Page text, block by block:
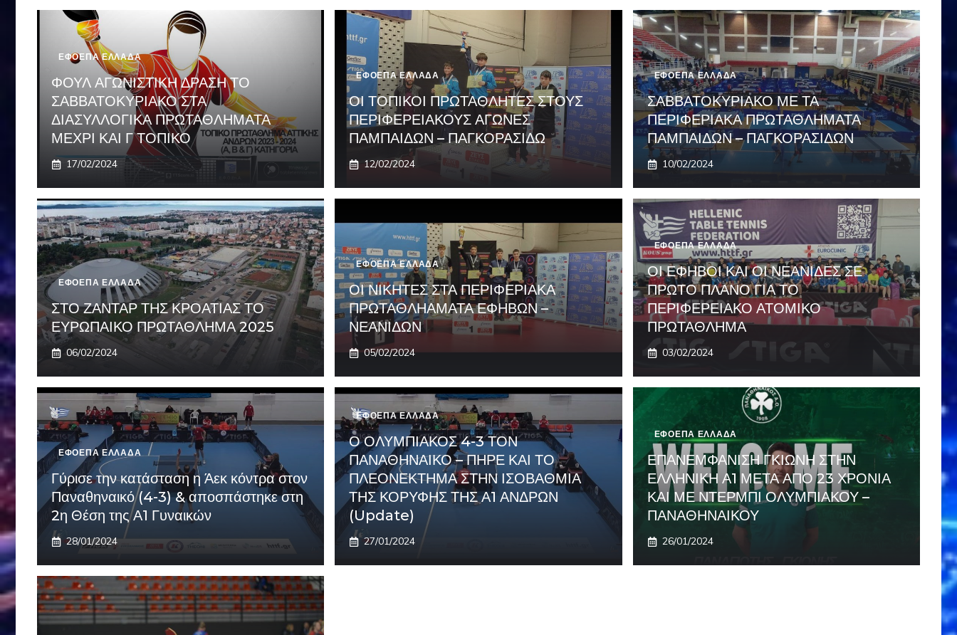
ΕΦΟΕΠΑ ΕΛΛΑΔΑ
ΦΟΥΛ ΑΓΩΝΙΣΤΙΚΗ ΔΡΑΣΗ ΤΟ
ΣΑΒΒΑΤΟΚΥΡΙΑΚΟ ΣΤΑ
ΔΙΑΣΥΛΛΟΓΙΚΑ ΠΡΩΤΑΘΛΗΜΑΤΑ
ΜΕΧΡΙ ΚΑΙ Γ ΤΟΠΙΚΟ
17/02/2024
ΕΦΟΕΠΑ ΕΛΛΑΔΑ
ΟΙ ΤΟΠΙΚΟΙ ΠΡΩΤΑΘΛΗΤΕΣ ΣΤΟΥΣ
ΠΕΡΙΦΕΡΕΙΑΚΟΥΣ ΑΓΩΝΕΣ
ΠΑΜΠΑΙΔΩΝ – ΠΑΓΚΟΡΑΣΙΔΩ
12/02/2024
ΕΦΟΕΠΑ ΕΛΛΑΔΑ
ΣΑΒΒΑΤΟΚΥΡΙΑΚΟ ΜΕ ΤΑ
ΠΕΡΙΦΕΡΙΑΚΑ ΠΡΩΤΑΘΛΗΜΑΤΑ
ΠΑΜΠΑΙΔΩΝ – ΠΑΓΚΟΡΑΣΙΔΩΝ
10/02/2024
ΕΦΟΕΠΑ ΕΛΛΑΔΑ
ΣΤΟ ΖΑΝΤΑΡ ΤΗΣ ΚΡΟΑΤΙΑΣ ΤΟ
ΕΥΡΩΠΑΙΚΟ ΠΡΩΤΑΘΛΗΜΑ 2025
06/02/2024
ΕΦΟΕΠΑ ΕΛΛΑΔΑ
ΟΙ ΝΙΚΗΤΕΣ ΣΤΑ ΠΕΡΙΦΕΡΙΑΚΑ
ΠΡΩΤΑΘΛΗΑΜΑΤΑ ΕΦΗΒΩΝ –
ΝΕΑΝΙΔΩΝ
05/02/2024
ΕΦΟΕΠΑ ΕΛΛΑΔΑ
ΟΙ ΕΦΗΒΟΙ ΚΑΙ ΟΙ ΝΕΑΝΙΔΕΣ ΣΕ
ΠΡΩΤΟ ΠΛΑΝΟ ΓΙΑ ΤΟ
ΠΕΡΙΦΕΡΕΙΑΚΟ ΑΤΟΜΙΚΟ
ΠΡΩΤΑΘΛΗΜΑ
03/02/2024
ΕΦΟΕΠΑ ΕΛΛΑΔΑ
Γύρισε την κατάσταση η Άεκ κόντρα στον
Παναθηναικό (4-3) & αποσπάστηκε στη
2η Θέση της Α1 Γυναικών
28/01/2024
ΕΦΟΕΠΑ ΕΛΛΑΔΑ
Ο ΟΛΥΜΠΙΑΚΟΣ 4-3 ΤΟΝ
ΠΑΝΑΘΗΝΑΙΚΟ – ΠΗΡΕ ΚΑΙ ΤΟ
ΠΛΕΟΝΕΚΤΗΜΑ ΣΤΗΝ ΙΣΟΒΑΘΜΙΑ
ΤΗΣ ΚΟΡΥΦΗΣ ΤΗΣ Α1 ΑΝΔΡΩΝ
(Update)
27/01/2024
ΕΦΟΕΠΑ ΕΛΛΑΔΑ
ΕΠΑΝΕΜΦΑΝΙΣΗ ΓΚΙΩΝΗ ΣΤΗΝ
ΕΛΛΗΝΙΚΗ Α1 ΜΕΤΑ ΑΠΟ 23 ΧΡΟΝΙΑ
ΚΑΙ ΜΕ ΝΤΕΡΜΠΙ ΟΛΥΜΠΙΑΚΟΥ –
ΠΑΝΑΘΗΝΑΙΚΟΥ
26/01/2024